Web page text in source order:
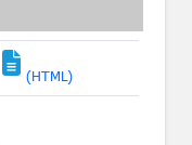
(HTML)